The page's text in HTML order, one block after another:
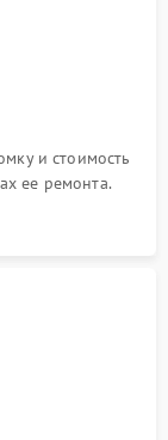
и стоимость
ее ремонта.